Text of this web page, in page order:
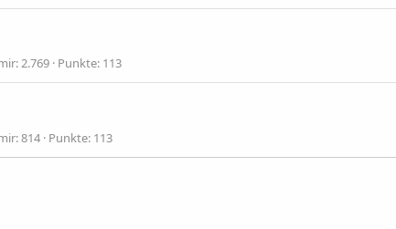
2.769 Punkte 113
814 Punkte 113